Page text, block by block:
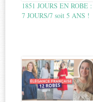
1851 JOURS EN ROBE :
7 JOURS/7 soit 5 ANS !